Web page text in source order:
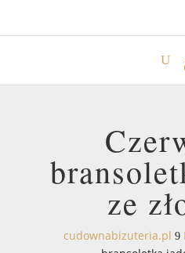
ze
cudownabizuteria.pl 9